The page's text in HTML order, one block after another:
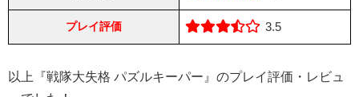
プレイ評価 3.5
以上『戦隊大失格 パズルキーパー』のプレイ評価・レビュ